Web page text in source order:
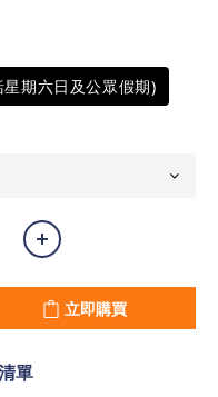
期六日及公眾假期)
立即購買
單